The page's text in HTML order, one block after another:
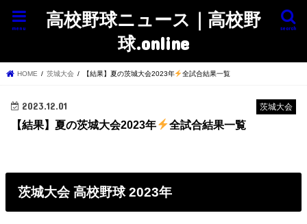
高校野球ニュース｜高校野
球.online
search
menu
HOME 茨城大会 【結果】夏の茨城大会2023年 全試合結果一覧
茨城大会
2023.12.01
【結果】夏の茨城大会2023年 全試合結果一覧
茨城大会 高校野球 2023年